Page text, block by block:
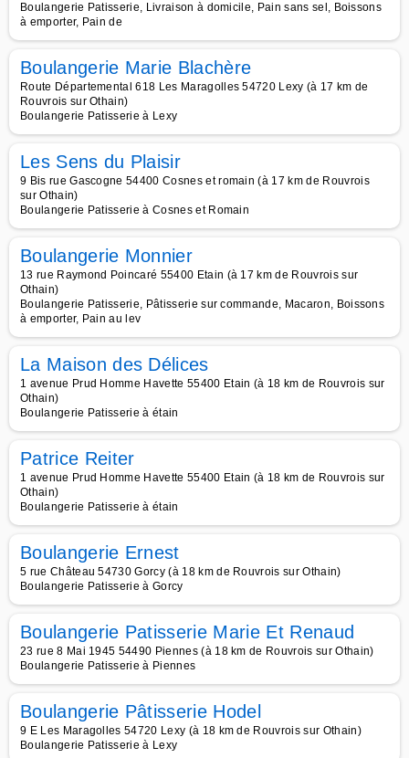
Boulangerie Patisserie, Livraison à domicile, Pain sans sel, Boissons
à emporter, Pain de
Boulangerie Marie Blachère
Route Départemental 618 Les Maragolles 54720 Lexy (à 17 km de
Rouvrois sur Othain)
Boulangerie Patisserie à Lexy
Les Sens du Plaisir
9 Bis rue Gascogne 54400 Cosnes et romain (à 17 km de Rouvrois
sur Othain)
Boulangerie Patisserie à Cosnes et Romain
Boulangerie Monnier
13 rue Raymond Poincaré 55400 Etain (à 17 km de Rouvrois sur
Othain)
Boulangerie Patisserie, Pâtisserie sur commande, Macaron, Boissons
à emporter, Pain au lev
La Maison des Délices
1 avenue Prud Homme Havette 55400 Etain (à 18 km de Rouvrois sur
Othain)
Boulangerie Patisserie à étain
Patrice Reiter
1 avenue Prud Homme Havette 55400 Etain (à 18 km de Rouvrois sur
Othain)
Boulangerie Patisserie à étain
Boulangerie Ernest
5 rue Château 54730 Gorcy (à 18 km de Rouvrois sur Othain)
Boulangerie Patisserie à Gorcy
Boulangerie Patisserie Marie Et Renaud
23 rue 8 Mai 1945 54490 Piennes (à 18 km de Rouvrois sur Othain)
Boulangerie Patisserie à Piennes
Boulangerie Pâtisserie Hodel
9 E Les Maragolles 54720 Lexy (à 18 km de Rouvrois sur Othain)
Boulangerie Patisserie à Lexy